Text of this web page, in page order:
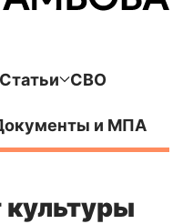
СВО
и МПА